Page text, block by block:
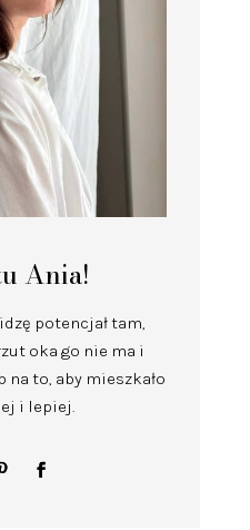
Ania!
potencjał tam,
oka go nie ma i
na to, aby mieszkało
i lepiej.